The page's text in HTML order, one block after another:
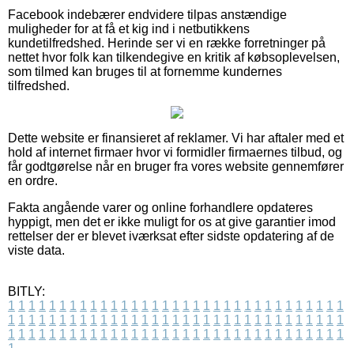
Facebook indebærer endvidere tilpas anstændige
muligheder for at få et kig ind i netbutikkens
kundetilfredshed. Herinde ser vi en række forretninger på
nettet hvor folk kan tilkendegive en kritik af købsoplevelsen,
som tilmed kan bruges til at fornemme kundernes
tilfredshed.
Dette website er finansieret af reklamer. Vi har aftaler med et
hold af internet firmaer hvor vi formidler firmaernes tilbud, og
får godtgørelse når en bruger fra vores website gennemfører
en ordre.
Fakta angående varer og online forhandlere opdateres
hyppigt, men det er ikke muligt for os at give garantier imod
rettelser der er blevet iværksat efter sidste opdatering af de
viste data.
BITLY:
1 1 1 1 1 1 1 1 1 1 1 1 1 1 1 1 1 1 1 1 1 1 1 1 1 1 1 1 1 1 1 1 1
1 1 1 1 1 1 1 1 1 1 1 1 1 1 1 1 1 1 1 1 1 1 1 1 1 1 1 1 1 1 1 1 1
1 1 1 1 1 1 1 1 1 1 1 1 1 1 1 1 1 1 1 1 1 1 1 1 1 1 1 1 1 1 1 1 1